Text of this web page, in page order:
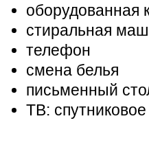
оборудованная
стиральная
телефон
смена белья
письменный
ТВ: спутниковое